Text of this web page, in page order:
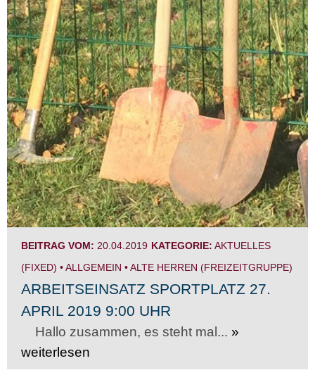
BEITRAG VOM: 20.04.2019 KATEGORIE: AKTUELLES
(FIXED) •ALLGEMEIN •ALTE HERREN (FREIZEITGRUPPE)
ARBEITSEINSATZ SPORTPLATZ 27.
APRIL 2019 9:00 UHR
Hallo zusammen, es steht mal... »
weiterlesen